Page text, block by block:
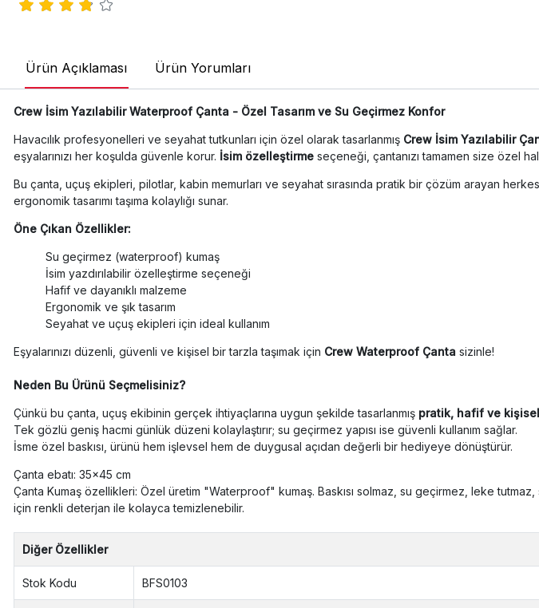
Ürün Açıklaması Ürün Yorumları
Crew İsim Yazılabilir Waterproof Çanta - Özel Tasarım ve Su Geçirmez Konfor
Havacılık profesyonelleri ve seyahat tutkunları için özel olarak tasarlanmış Crew İsim Yazılabilir
eşyalarınızı her koşulda güvenle korur. İsim özelleştirmeseçeneği, çantanızı tamamen size özel
Bu çanta, uçuş ekipleri, pilotlar, kabin memurları ve seyahat sırasında pratik bir çözüm arayan
ergonomik tasarımı taşıma kolaylığı sunar.
Öne Çıkan Özellikler:
Su geçirmez (waterproof) kumaş
İsim yazdırılabilir özelleştirme seçeneği
Hafif ve dayanıklı malzeme
Ergonomik ve şık tasarım
Seyahat ve uçuş ekipleri için ideal kullanım
Eşyalarınızı düzenli, güvenli ve kişisel bir tarzla taşımak için Crew Waterproof Çanta sizinle!
Neden Bu Ürünü Seçmelisiniz?
Çünkü bu çanta, uçuş ekibinin gerçek ihtiyaçlarına uygun şekilde tasarlanmış pratik, hafif ve
Tek gözlü geniş hacmi günlük düzeni kolaylaştırır; su geçirmez yapısı ise güvenli kullanım sağlar.
İsme özel baskısı, ürünü hem işlevsel hem de duygusal açıdan değerli bir hediyeye dönüştürür.
Çanta ebatı: 35x45 cm
Çanta Kumaş özellikleri: Özel üretim "Waterproof" kumaş. Baskısı solmaz, su geçirmez, leke
için renkli deterjan ile kolayca temizlenebilir.
Diğer Özellikler
Stok Kodu BFS0103